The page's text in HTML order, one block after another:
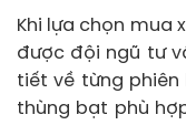
Khi lựa chọn mua
được đội ngũ tư
tiết về từng phiên
thùng bạt phù